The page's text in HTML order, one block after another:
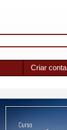
Criar conta